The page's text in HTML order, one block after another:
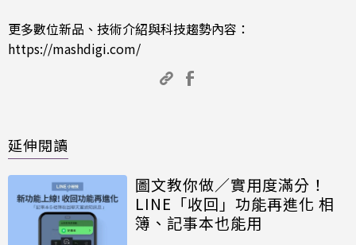
更多數位新品、技術介紹與科技趨勢內容：
https://mashdigi.com/
延伸閱讀
圖文教你做／實用度滿分！
LINE「收回」功能再進化 相
簿、記事本也能用